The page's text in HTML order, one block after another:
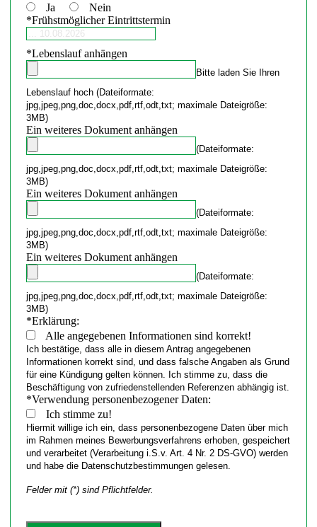
Ja
Nein
*Frühstmöglicher Eintrittstermin
*Lebenslauf anhängen
Bitte laden Sie Ihren
Lebenslauf hoch (Dateiformate:
jpg,jpeg,png,doc,docx,pdf,rtf,odt,txt; maximale Dateigröße:
3MB)
Ein weiteres Dokument anhängen
(Dateiformate:
jpg,jpeg,png,doc,docx,pdf,rtf,odt,txt; maximale Dateigröße:
3MB)
Ein weiteres Dokument anhängen
(Dateiformate:
jpg,jpeg,png,doc,docx,pdf,rtf,odt,txt; maximale Dateigröße:
3MB)
Ein weiteres Dokument anhängen
(Dateiformate:
jpg,jpeg,png,doc,docx,pdf,rtf,odt,txt; maximale Dateigröße:
3MB)
*Erklärung:
Alle angegebenen Informationen sind korrekt!
Ich bestätige, dass alle in diesem Antrag angegebenen
Informationen korrekt sind, und dass falsche Angaben als Grund
für eine Kündigung gelten können. Ich stimme zu, dass die
Beschäftigung von zufriedenstellenden Referenzen abhängig ist.
*Verwendung personenbezogener Daten:
Ich stimme zu!
Hiermit willige ich ein, dass personenbezogene Daten über mich
im Rahmen meines Bewerbungsverfahrens erhoben, gespeichert
und verarbeitet (Verarbeitung i.S.v. Art. 4 Nr. 2 DS-GVO) werden
und habe die Datenschutzbestimmungen gelesen.
Felder mit (*) sind Pflichtfelder.